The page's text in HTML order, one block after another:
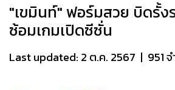
"เขมินท์" ฟอร์มสวย บิดรั้ง
ซ้อมเกมเปิดซีซั่น
Last updated: 2 ต.ค. 2567 | 951